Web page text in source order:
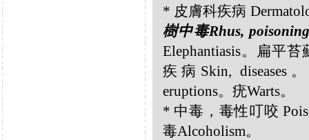
* 皮膚科疾病
樹中毒Rhus, poisoning
Elephantiasis。扁平苔
疾病Skin, diseases
eruptions。疣Warts。
* 中毒，毒性叮咬
毒Alcoholism。